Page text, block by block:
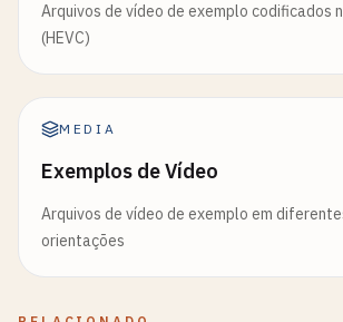
Arquivos de vídeo de exemplo codificados
(HEVC)
MEDIA
Exemplos de Vídeo
Arquivos de vídeo de exemplo em
orientações